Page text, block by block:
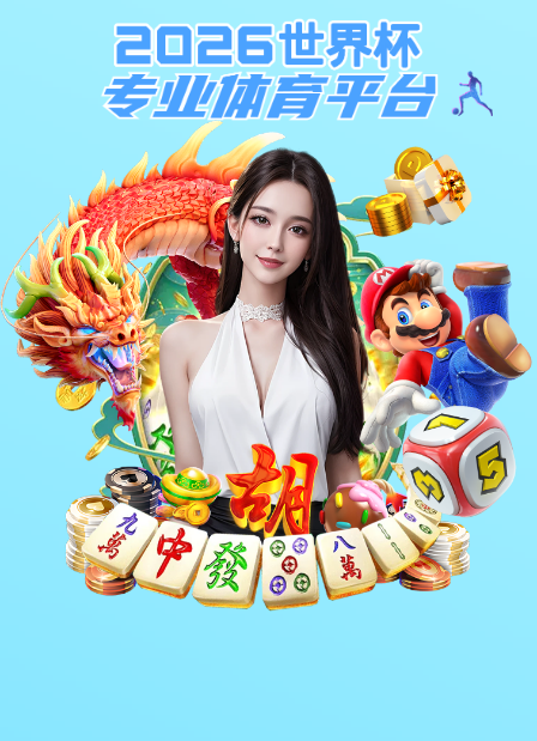
工程案例
赛事案例 区域案例 球场案例 器材案例
赛事案例 首页> 工程案例> 赛事案例